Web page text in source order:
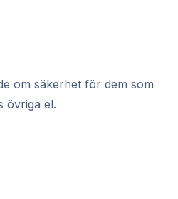
om säkerhet för dem som
övriga el.